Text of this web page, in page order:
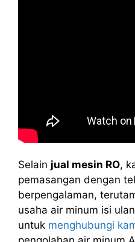
Selain jual mesin RO,
pemasangan dengan
berpengalaman,
usaha air minum isi
untuk menghubungi